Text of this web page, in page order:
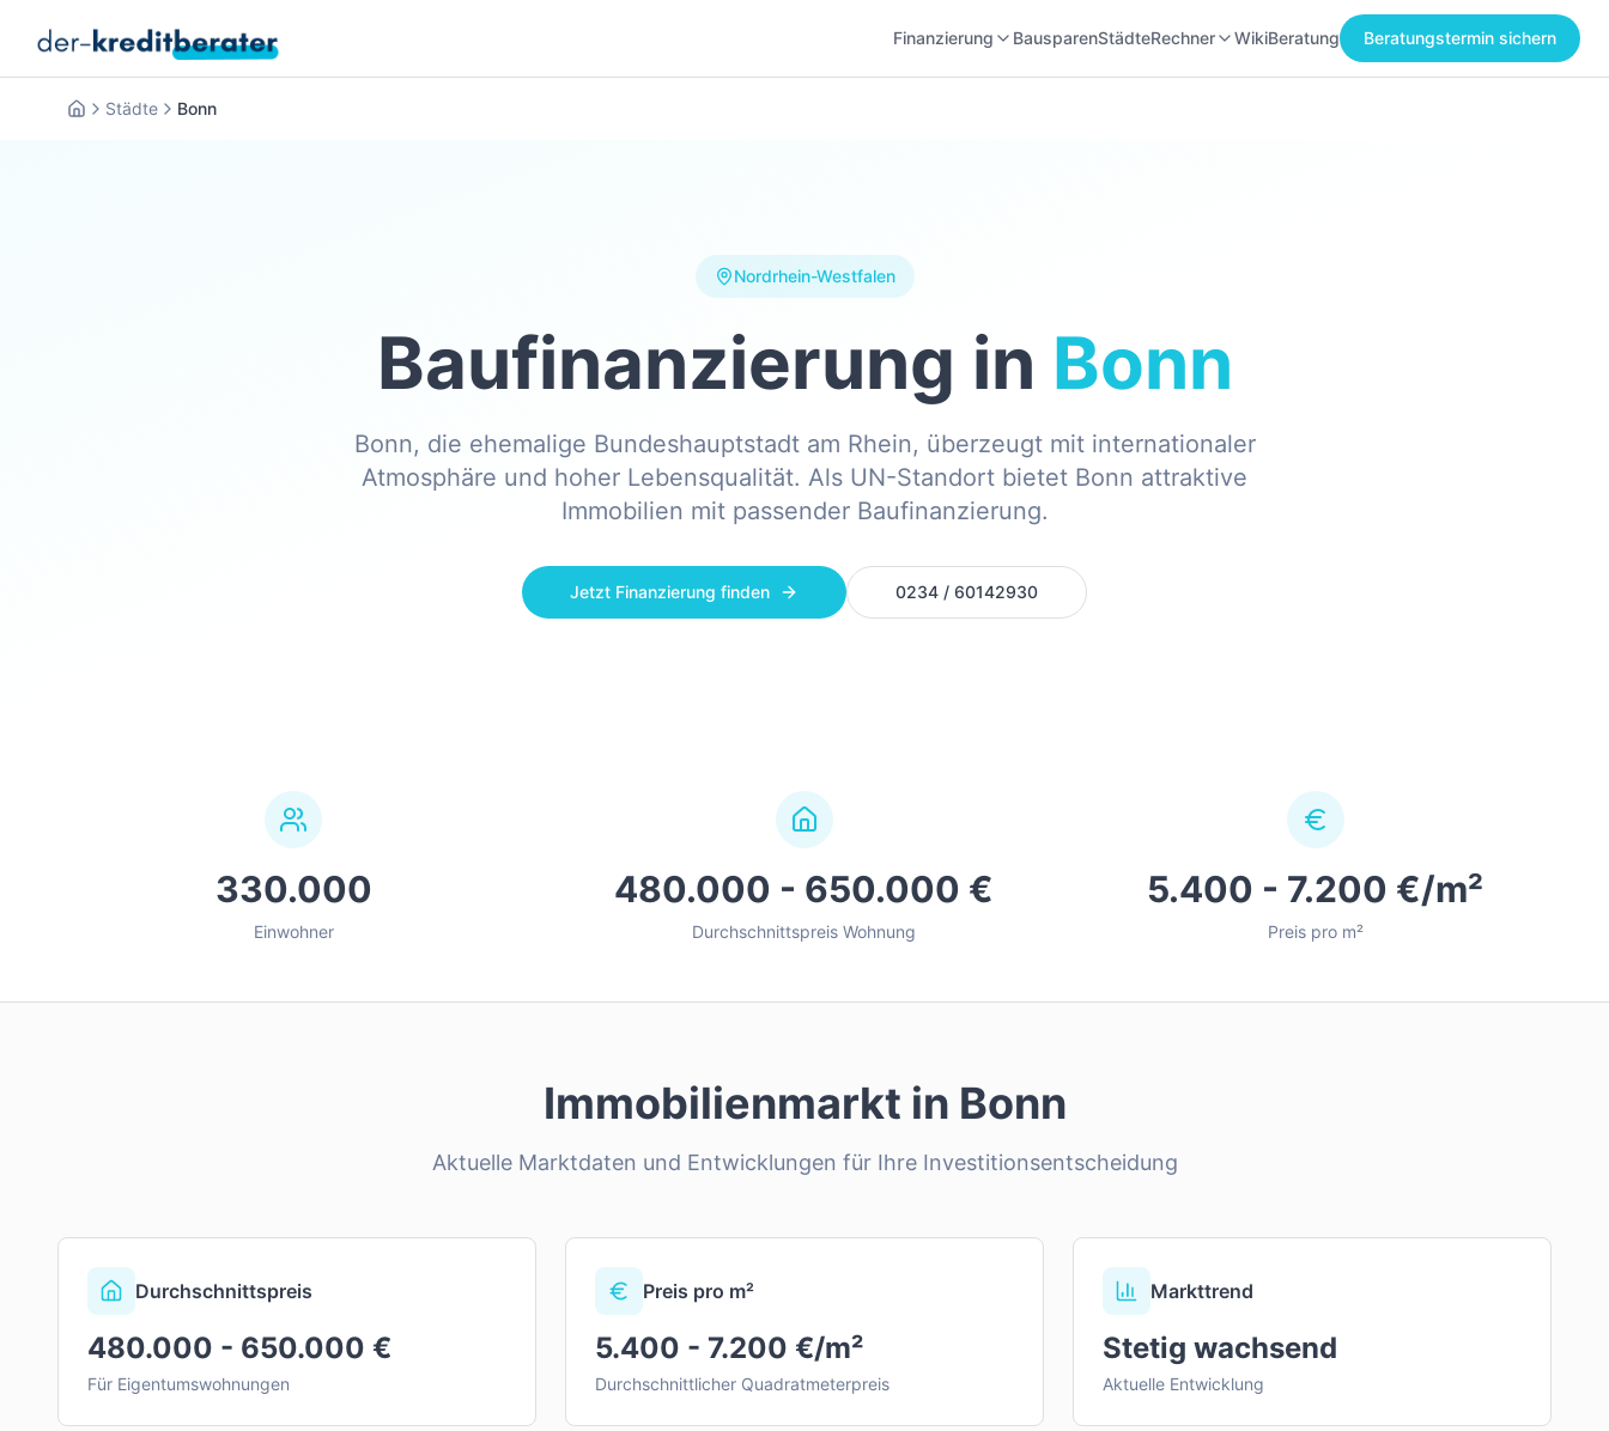
Finanzierung BausparenStädteRechner WikiBeratung Beratungstermin sichern
Startseite
Städte Bonn
Nordrhein-Westfalen
Baufinanzierung in Bonn
Bonn, die ehemalige Bundeshauptstadt am Rhein, überzeugt mit internationaler
Atmosphäre und hoher Lebensqualität. Als UN-Standort bietet Bonn attraktive
Immobilien mit passender Baufinanzierung.
Jetzt Finanzierung finden 0234 / 60142930
330.000
Einwohner
480.000 - 650.000 €
Durchschnittspreis Wohnung
5.400 - 7.200 €/m²
Preis pro m²
Immobilienmarkt in Bonn
Aktuelle Marktdaten und Entwicklungen für Ihre Investitionsentscheidung
Durchschnittspreis
480.000 - 650.000 €
Für Eigentumswohnungen
Preis pro m²
5.400 - 7.200 €/m²
Durchschnittlicher Quadratmeterpreis
Markttrend
Stetig wachsend
Aktuelle Entwicklung